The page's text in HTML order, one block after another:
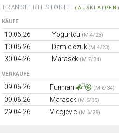
TRANSFERHISTORIE: (AUSKLAPPEN)
KÄUFE
10.06.26 Yogurtcu (M 4/23)
10.06.26
Damielczuk (M 4/23)
30.04.26
Marasek (M 7/34)
VERKÄUFE
09.06.26 Furman 3 (M 6/34)
09.06.26
Marasek (M 6/35)
29.04.26
Vidojevic (M 6/28)